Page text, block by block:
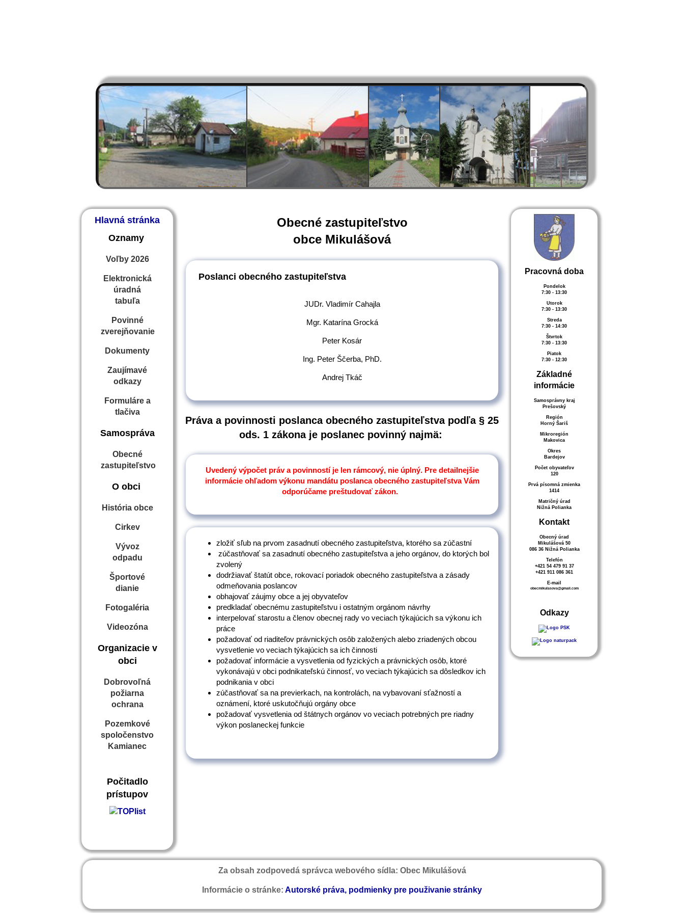
Hlavná stránka
Oznamy
Voľby 2026
Elektronická
úradná
tabuľa
Povinné
zverejňovanie
Dokumenty
Zaujímavé
odkazy
Formuláre a
tlačiva
Samospráva
Obecné
zastupiteľstvo
O obci
História obce
Cirkev
Vývoz
odpadu
Športové
dianie
Fotogaléria
Videozóna
Organizacie v
obci
Dobrovoľná
požiarna
ochrana
Pozemkové
spoločenstvo
Kamianec
Počitadlo
prístupov
Obecné zastupiteľstvo
obce Mikulášová
Poslanci obecného zastupiteľstva
JUDr. Vladimír Cahajla
Mgr. Katarína Grocká
Peter Kosár
Ing. Peter Ščerba, PhD.
Andrej Tkáč
Práva a povinnosti poslanca obecného zastupiteľstva podľa § 25
ods. 1 zákona je poslanec povinný najmä:
Uvedený výpočet práv a povinností je len rámcový, nie úplný. Pre detailnejšie
informácie ohľadom výkonu mandátu poslanca obecného zastupiteľstva Vám
odporúčame preštudovať zákon.
zložiť sľub na prvom zasadnutí obecného zastupiteľstva, ktorého sa zúčastní
zúčastňovať sa zasadnutí obecného zastupiteľstva a jeho orgánov, do ktorých bol
zvolený
dodržiavať štatút obce, rokovací poriadok obecného zastupiteľstva a zásady
odmeňovania poslancov
obhajovať záujmy obce a jej obyvateľov
predkladať obecnému zastupiteľstvu i ostatným orgánom návrhy
interpelovať starostu a členov obecnej rady vo veciach týkajúcich sa výkonu ich
práce
požadovať od riaditeľov právnických osôb založených alebo zriadených obcou
vysvetlenie vo veciach týkajúcich sa ich činnosti
požadovať informácie a vysvetlenia od fyzických a právnických osôb, ktoré
vykonávajú v obci podnikateľskú činnosť, vo veciach týkajúcich sa dôsledkov ich
podnikania v obci
zúčastňovať sa na previerkach, na kontrolách, na vybavovaní sťažností a
oznámení, ktoré uskutočňujú orgány obce
požadovať vysvetlenia od štátnych orgánov vo veciach potrebných pre riadny
výkon poslaneckej funkcie
Pracovná doba
Pondelok
7:30 - 13:30
Utorok
7:30 - 13:30
Streda
7:30 - 14:30
Štvrtok
7:30 - 13:30
Piatok
7:30 - 12:30
Základné
informácie
Samosprávny kraj
Prešovský
Región
Horný Šariš
Mikroregión
Makovica
Okres
Bardejov
Počet obyvateľov
120
Prvá písomná zmienka
1414
Matričný úrad
Nižná Polianka
Kontakt
Obecný úrad
Mikulášová 50
086 36 Nižná Polianka
Telefón
+421 54 479 91 37
+421 911 086 361
E-mail
obecmikulasova@gmail.com
Odkazy
Za obsah zodpovedá správca webového sídla: Obec Mikulášová
Informácie o stránke: Autorské práva, podmienky pre použivanie stránky